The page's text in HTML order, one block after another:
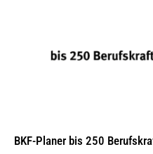
BKF-Planer bis 250